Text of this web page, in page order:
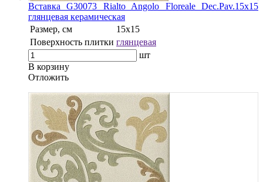
Вставка G30073 Rialto Angolo Floreale Dec.Pav.15х15
глянцевая керамическая
Размер, см
15x15
Поверхность плитки глянцевая
шт
В корзину
Oтложить